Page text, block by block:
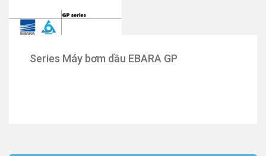
Series Máy bơm dầu EBARA GP